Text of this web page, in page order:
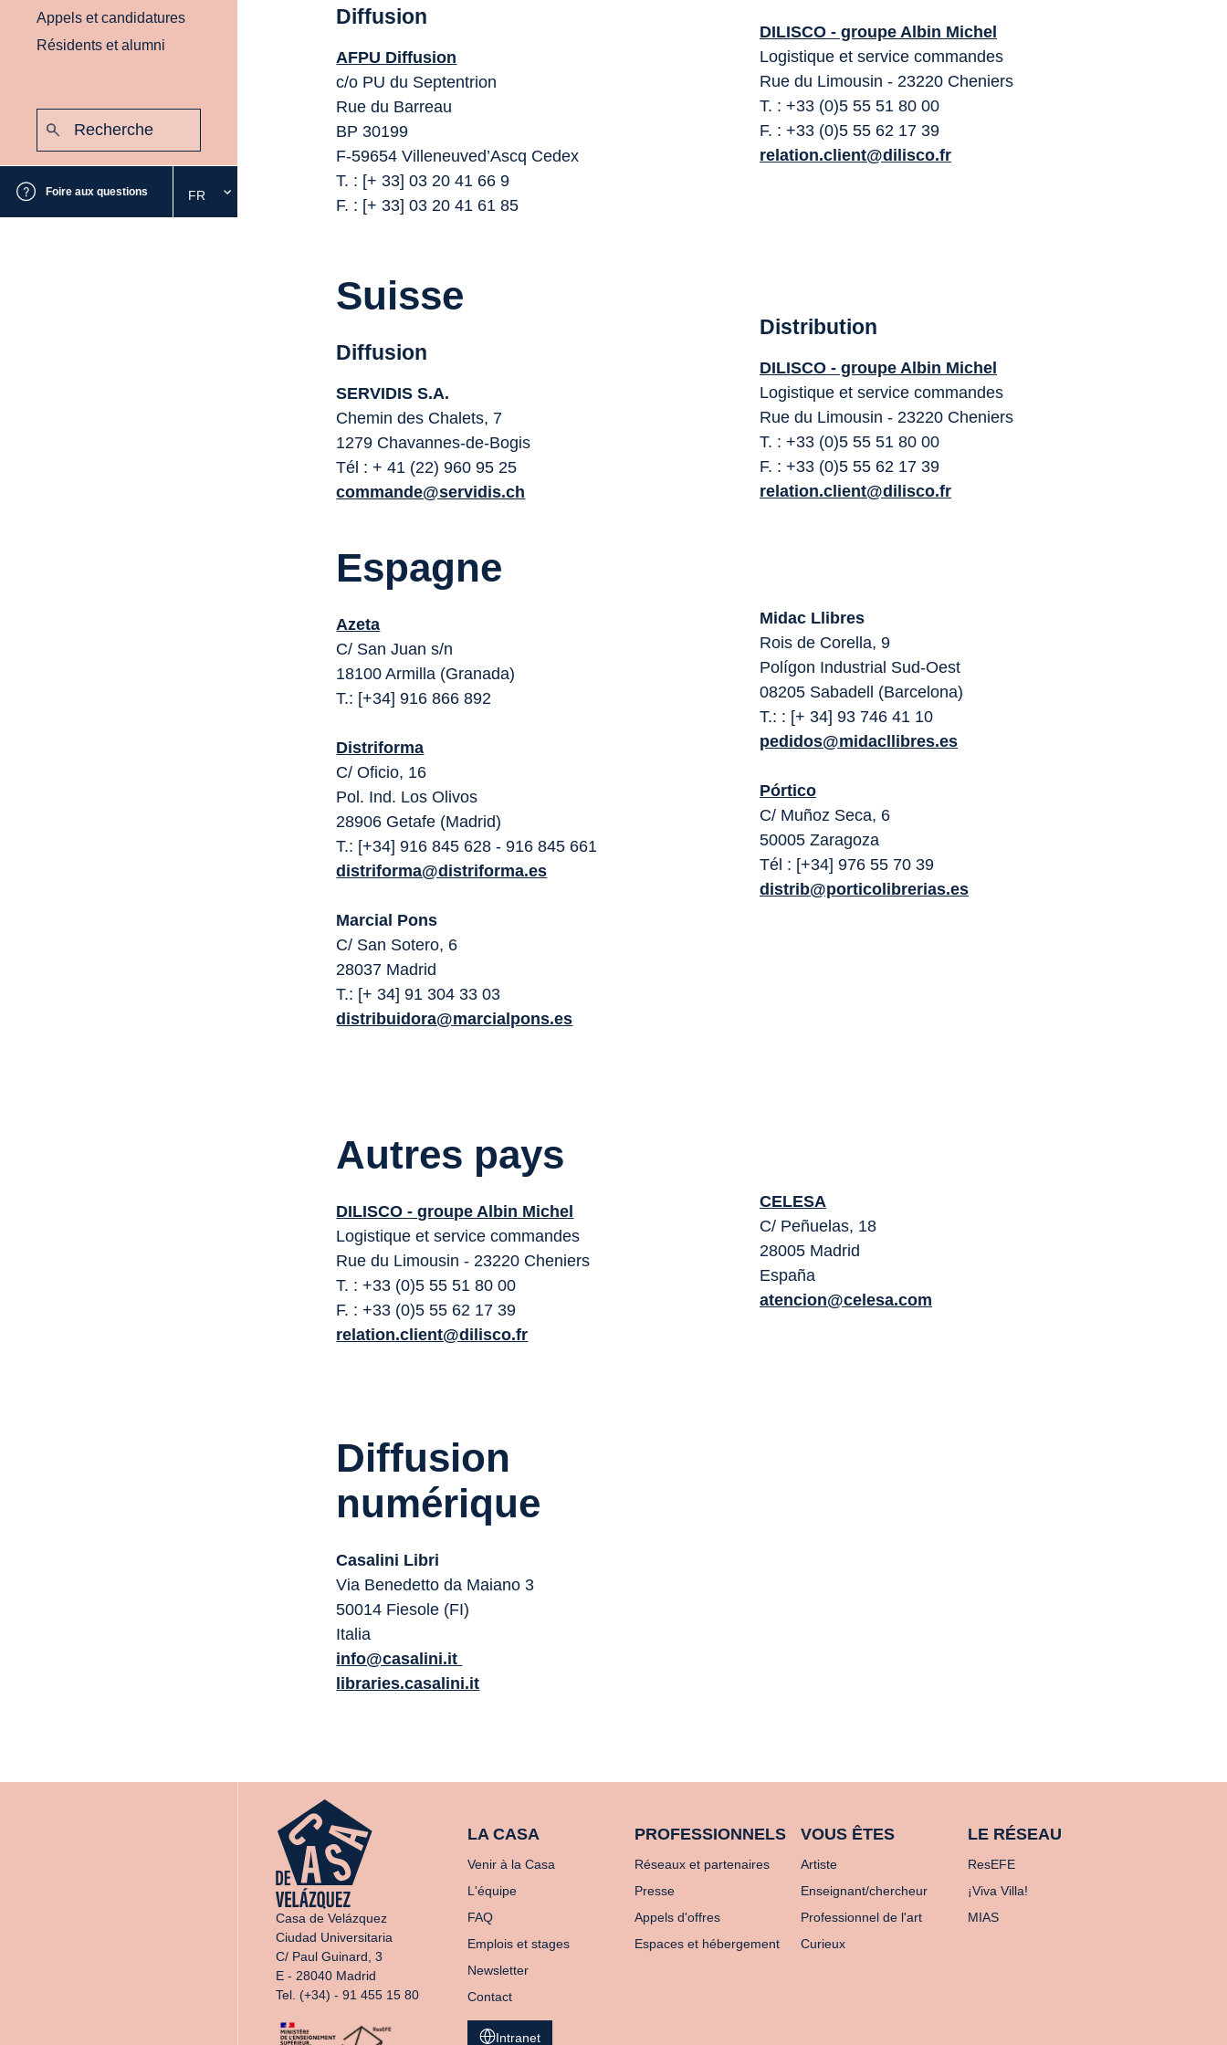
Appels et candidatures
Résidents et alumni
Foire aux questions
Sélectionnez
la
FR
Diffusion
AFPU Diffusion
c/o PU du Septentrion
Rue du Barreau
BP 30199
F-59654 Villeneuved’Ascq Cedex
T. : [+ 33] 03 20 41 66 9
F. : [+ 33] 03 20 41 61 85
DILISCO - groupe Albin Michel
Logistique et service commandes
Rue du Limousin - 23220 Cheniers
T. : +33 (0)5 55 51 80 00
F. : +33 (0)5 55 62 17 39
relation.client@dilisco.fr
Suisse
Diffusion
SERVIDIS S.A.
Chemin des Chalets, 7
1279 Chavannes-de-Bogis
Tél : + 41 (22) 960 95 25
commande@servidis.ch
Distribution
DILISCO - groupe Albin Michel
Logistique et service commandes
Rue du Limousin - 23220 Cheniers
T. : +33 (0)5 55 51 80 00
F. : +33 (0)5 55 62 17 39
relation.client@dilisco.fr
Espagne
Azeta
C/ San Juan s/n
18100 Armilla (Granada)
T.: [+34] 916 866 892
Distriforma
C/ Oficio, 16
Pol. Ind. Los Olivos
28906 Getafe (Madrid)
T.: [+34] 916 845 628 - 916 845 661
distriforma@distriforma.es
Marcial Pons
C/ San Sotero, 6
28037 Madrid
T.: [+ 34] 91 304 33 03
distribuidora@marcialpons.es
Midac Llibres
Rois de Corella, 9
Polígon Industrial Sud-Oest
08205 Sabadell (Barcelona)
T.: : [+ 34] 93 746 41 10
pedidos@midacllibres.es
Pórtico
C/ Muñoz Seca, 6
50005 Zaragoza
Tél : [+34] 976 55 70 39
distrib@porticolibrerias.es
Autres pays
DILISCO - groupe Albin Michel
Logistique et service commandes
Rue du Limousin - 23220 Cheniers
T. : +33 (0)5 55 51 80 00
F. : +33 (0)5 55 62 17 39
relation.client@dilisco.fr
CELESA
C/ Peñuelas, 18
28005 Madrid
España
atencion@celesa.com
Diffusion
numérique
Casalini Libri
Via Benedetto da Maiano 3
50014 Fiesole (FI)
Italia
info@casalini.it
libraries.casalini.it
Casa de Velázquez
Ciudad Universitaria
C/ Paul Guinard, 3
E - 28040 Madrid
Tel. (+34) - 91 455 15 80
LA CASA
Venir à la Casa
L'équipe
FAQ
Emplois et stages
Newsletter
Contact
PROFESSIONNELS
Réseaux et partenaires
Presse
Appels d'offres
Espaces et hébergement
VOUS ÊTES
Artiste
Enseignant/chercheur
Professionnel de l'art
Curieux
LE RÉSEAU
ResEFE
¡Viva Villa!
MIAS
Intranet